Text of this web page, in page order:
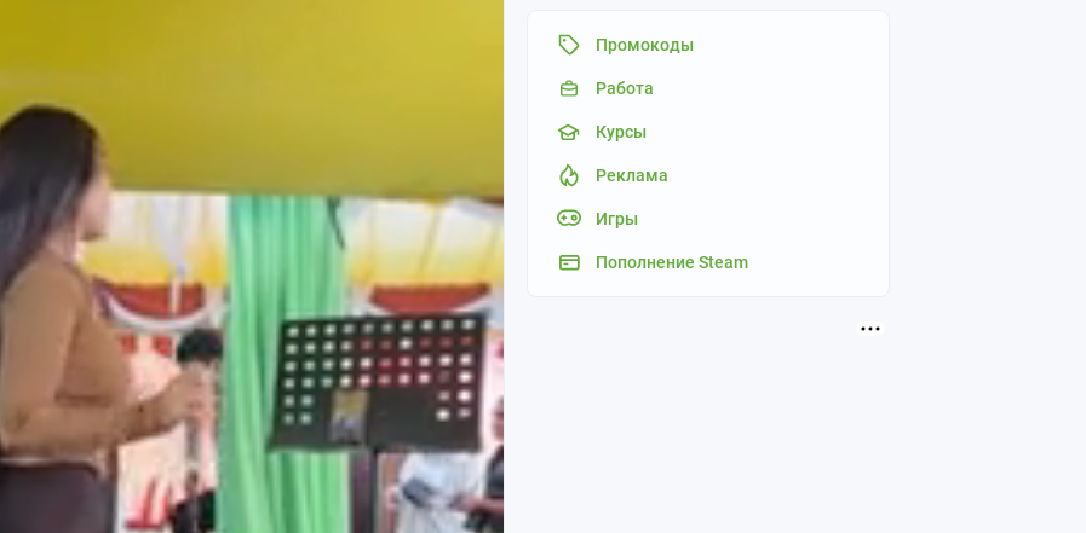
Промокоды
Работа
Курсы
Реклама
Игры
Пополнение Steam